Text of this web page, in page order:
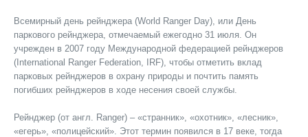
Всемирный день рейнджера (World Ranger Day), или День
паркового рейнджера, отмечаемый ежегодно 31 июля. Он
учрежден в 2007 году Международной федерацией рейнджеров
(International Ranger Federation, IRF), чтобы отметить вклад
парковых рейнджеров в охрану природы и почтить память
погибших рейнджеров в ходе несения своей службы.
Рейнджер (от англ. Ranger) – «странник», «охотник», «лесник»,
«егерь», «полицейский». Этот термин появился в 17 веке, тогда